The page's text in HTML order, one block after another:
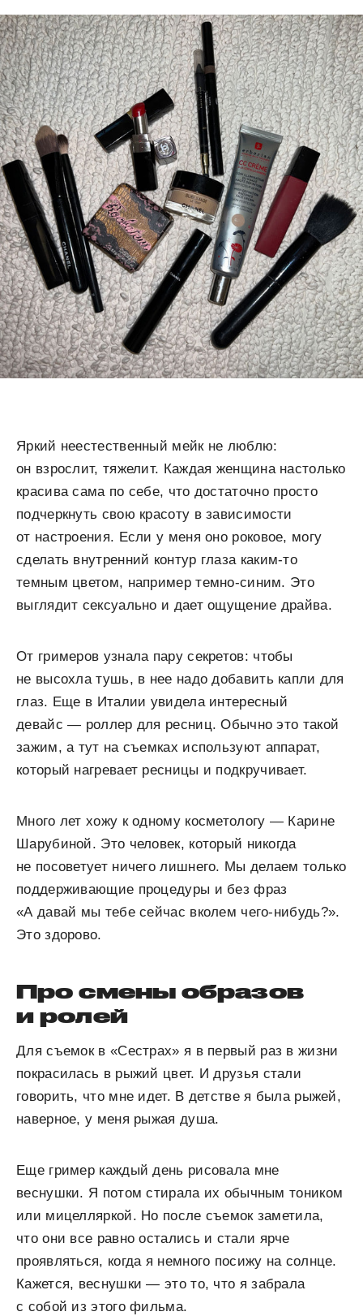
Яркий неестественный мейк не люблю:
он взрослит, тяжелит. Каждая женщина настолько
красива сама по себе, что достаточно просто
подчеркнуть свою красоту в зависимости
от настроения. Если у меня оно роковое, могу
сделать внутренний контур глаза каким-то
темным цветом, например темно-синим. Это
выглядит сексуально и дает ощущение драйва.
От гримеров узнала пару секретов: чтобы
не высохла тушь, в нее надо добавить капли для
глаз. Еще в Италии увидела интересный
девайс — роллер для ресниц. Обычно это такой
зажим, а тут на съемках используют аппарат,
который нагревает ресницы и подкручивает.
Много лет хожу к одному косметологу — Карине
Шарубиной. Это человек, который никогда
не посоветует ничего лишнего. Мы делаем только
поддерживающие процедуры и без фраз
«А давай мы тебе сейчас вколем чего-нибудь?».
Это здорово.
Про смены образов
и ролей
Для съемок в «Сестрах» я в первый раз в жизни
покрасилась в рыжий цвет. И друзья стали
говорить, что мне идет. В детстве я была рыжей,
наверное, у меня рыжая душа.
Еще гример каждый день рисовала мне
веснушки. Я потом стирала их обычным тоником
или мицелляркой. Но после съемок заметила,
что они все равно остались и стали ярче
проявляться, когда я немного посижу на солнце.
Кажется, веснушки — это то, что я забрала
с собой из этого фильма.